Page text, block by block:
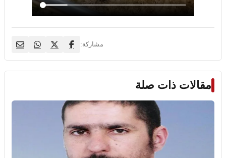
مشاركة:
مقالات ذات صلة